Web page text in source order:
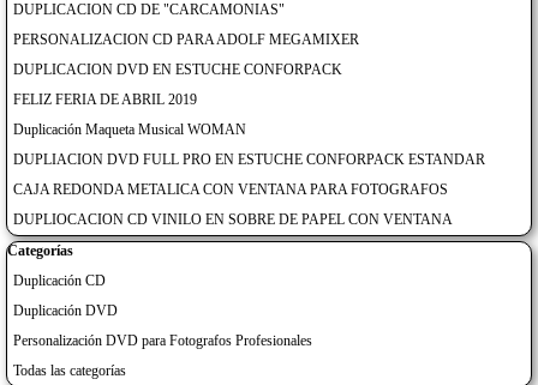
DUPLICACION CD DE "CARCAMONIAS"
PERSONALIZACION CD PARA ADOLF MEGAMIXER
DUPLICACION DVD EN ESTUCHE CONFORPACK
FELIZ FERIA DE ABRIL 2019
Duplicación Maqueta Musical WOMAN
DUPLIACION DVD FULL PRO EN ESTUCHE CONFORPACK ESTANDAR
CAJA REDONDA METALICA CON VENTANA PARA FOTOGRAFOS
DUPLIOCACION CD VINILO EN SOBRE DE PAPEL CON VENTANA
Saltar el bloque Categorías
Categorías
Duplicación CD
Duplicación DVD
Personalización DVD para Fotografos Profesionales
Todas las categorías